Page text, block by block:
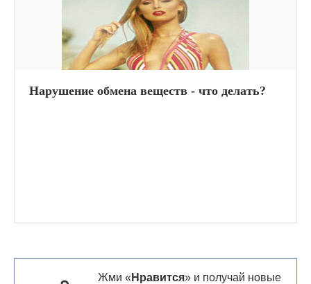
Нарушение обмена веществ - что делать?
Жми « Нравится» и получай новые